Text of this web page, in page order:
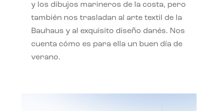
y los dibujos marineros de la costa, pero
también nos trasladan al arte textil de la
Bauhaus y al exquisito diseño danés. Nos
cuenta cómo es para ella un buen día de
verano.